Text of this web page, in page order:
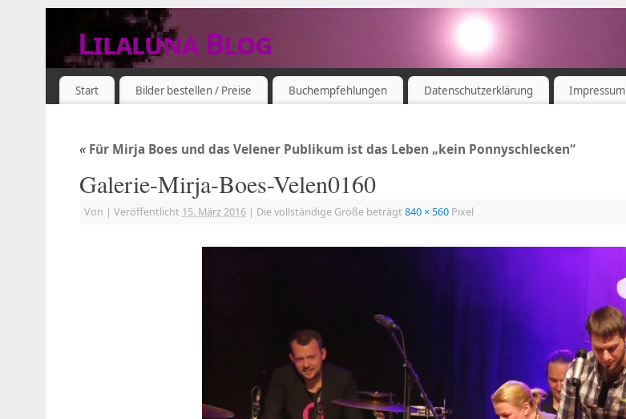
Lilaluna Blog
DAS JETZT IST SCHON VERGANGENHEIT
Start Bilder bestellen / Preise Buchempfehlungen Datenschutzerklärung Impressum
« Für Mirja Boes und das Velener Publikum ist das Leben „kein Ponnyschlecken“
Galerie-Mirja-Boes-Velen0160
Von | Veröffentlicht 15. März 2016 | Die vollständige Größe beträgt 840 × 560 Pixel